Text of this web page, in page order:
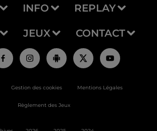
INFO REPLAY
JEUX CONTACT
Gestion des cookies Mentions Légales
Règlement des Jeux